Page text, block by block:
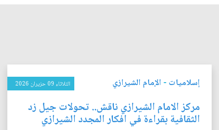
إسلاميات - الإمام الشيرازي الثلاثاء 09 حزيران 2026
مركز الامام الشيرازي ناقش.. تحولات جيل زد
الثقافية بقراءة في افكار المجدد الشيرازي